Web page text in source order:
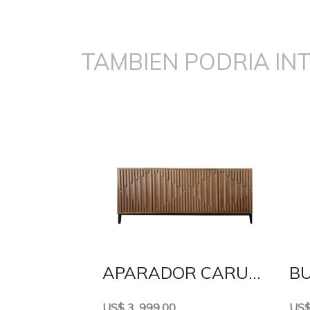
TAMBIEN PODRIA
APARADOR CARUSSO
US$ 3, 999.00